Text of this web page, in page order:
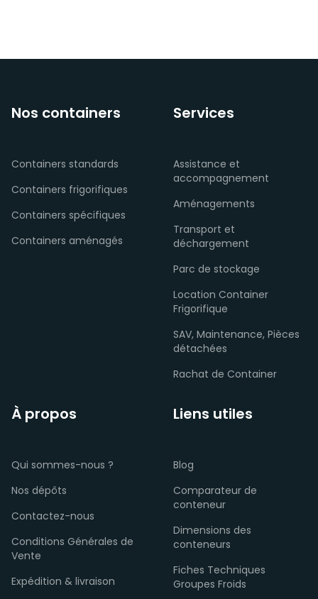
Nos containers
Containers standards
Containers frigorifiques
Containers spécifiques
Containers aménagés
Services
Assistance et
accompagnement
Aménagements
Transport et
déchargement
Parc de stockage
Location Container
Frigorifique
SAV, Maintenance, Pièces
détachées
Rachat de Container
À propos
Qui sommes-nous ?
Nos dépôts
Contactez-nous
Conditions Générales de
Vente
Expédition & livraison
Liens utiles
Blog
Comparateur de
conteneur
Dimensions des
conteneurs
Fiches Techniques
Groupes Froids